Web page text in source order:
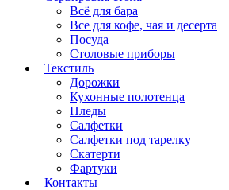
Всё для бара
Все для кофе, чая и десерта
Посуда
Столовые приборы
Текстиль
Дорожки
Кухонные полотенца
Пледы
Салфетки
Салфетки под тарелку
Скатерти
Фартуки
Контакты